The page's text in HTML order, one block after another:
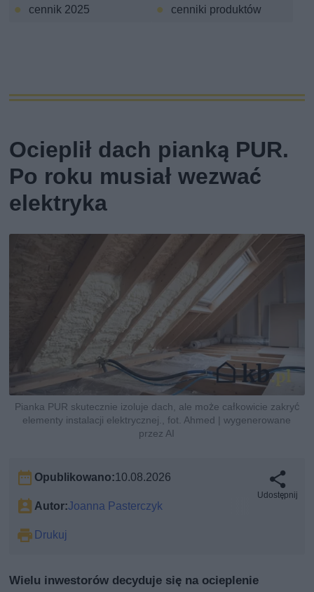
cennik 2025 cenniki produktów
Ocieplił dach pianką PUR.
Po roku musiał wezwać
elektryka
Pianka PUR skutecznie izoluje dach, ale może całkowicie zakryć
elementy instalacji elektrycznej., fot. Ahmed | wygenerowane
przez AI
Opublikowano:10.08.2026
Autor:Joanna Pasterczyk
Drukuj
Udostępnij
Wielu inwestorów decyduje się na ocieplenie